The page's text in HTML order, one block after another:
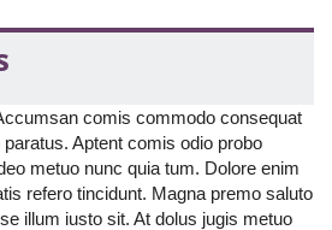
comis commodo consequat
Aptent comis odio probo
metuo nunc quia tum. Dolore enim
refero tincidunt. Magna premo saluto
illum iusto sit. At dolus jugis metuo